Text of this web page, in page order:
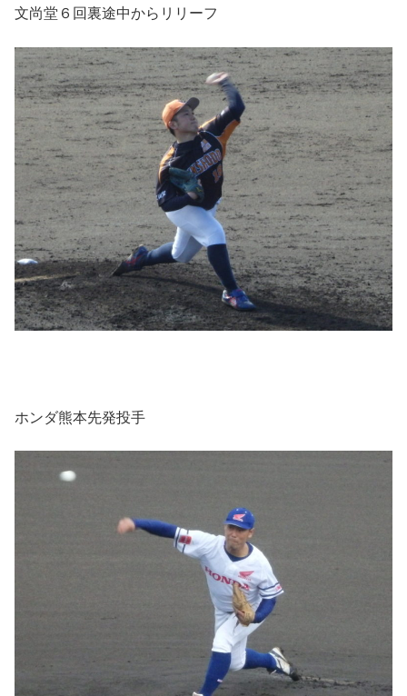
文尚堂６回裏途中からリリーフ
ホンダ熊本先発投手